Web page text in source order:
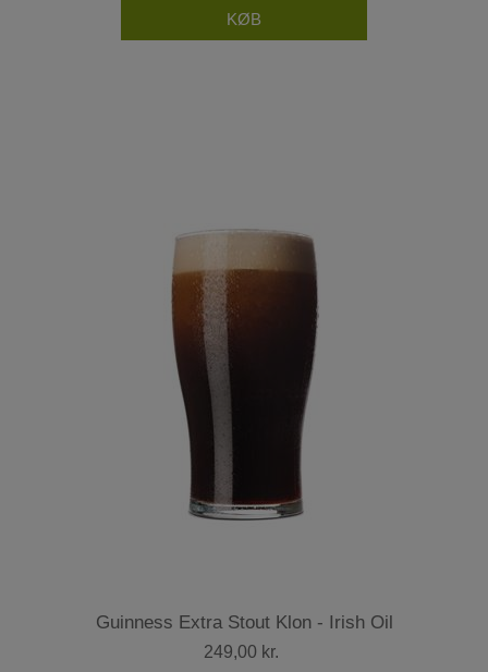
Guinness Extra Stout Klon - Irish Oil
249,00 kr.